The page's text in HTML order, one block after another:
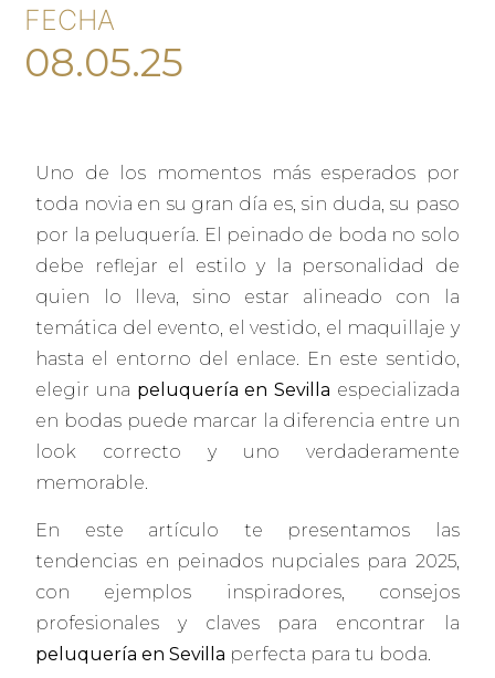
FECHA
08.05.25
Uno de los momentos más esperados por
toda novia en su gran día es, sin duda, su paso
por la peluquería. El peinado de boda no solo
debe reflejar el estilo y la personalidad de
quien lo lleva, sino estar alineado con la
temática del evento, el vestido, el maquillaje y
hasta el entorno del enlace. En este sentido,
elegir una peluquería en Sevilla especializada
en bodas puede marcar la diferencia entre un
look correcto y uno verdaderamente
memorable.
En este artículo te presentamos las
tendencias en peinados nupciales para 2025,
con ejemplos inspiradores, consejos
profesionales y claves para encontrar la
peluquería en Sevilla perfecta para tu boda.